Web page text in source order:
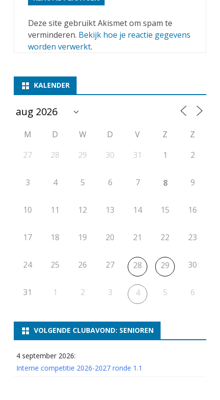
Deze site gebruikt Akismet om spam te
verminderen. Bekijk hoe je reactie gegevens
worden verwerkt.
KALENDER
M D W D V Z
Z
27
28 29 30 31 1 2
3 4 5 6 7 8 9
10 11 12 13 14 15 16
17 18 19 20 21 22 23
24 25 26 27 28 29 30
31 1 2 3 4 5 6
VOLGENDE CLUBAVOND: SENIOREN
4 september 2026:
Interne competitie 2026-2027 ronde 1.1